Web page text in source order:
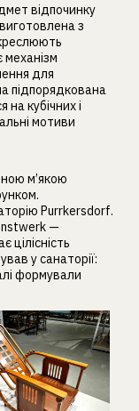
відпочинку
з
механізм
для
підпорядкована
на кубічних і
мотиви
м’якою
Purrkersdorf.
—
у санаторії:
формували